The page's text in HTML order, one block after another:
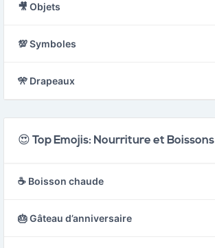
🎥 Objets
💯 Symboles
🎌 Drapeaux
😍 Top Emojis: Nourriture et Boissons
☕ Boisson chaude
🎂 Gâteau d’anniversaire